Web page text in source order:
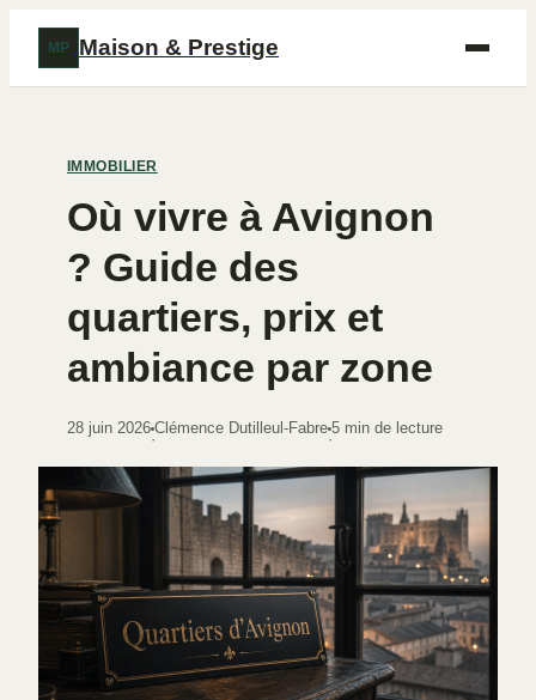
MP Maison & Prestige
IMMOBILIER
Où vivre à Avignon
? Guide des
quartiers, prix et
ambiance par zone
28 juin 2026
·
Clémence Dutilleul-Fabre
·
5 min de lecture